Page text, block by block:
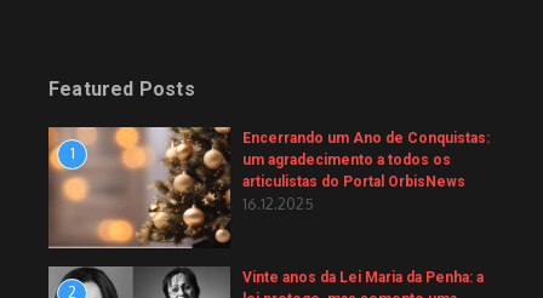
Featured Posts
1
Encerrando um Ano de Conquistas:
um agradecimento a todos os
articulistas do Portal OrbisNews
16.12.2025
2
Vinte anos da Lei Maria da Penha: a